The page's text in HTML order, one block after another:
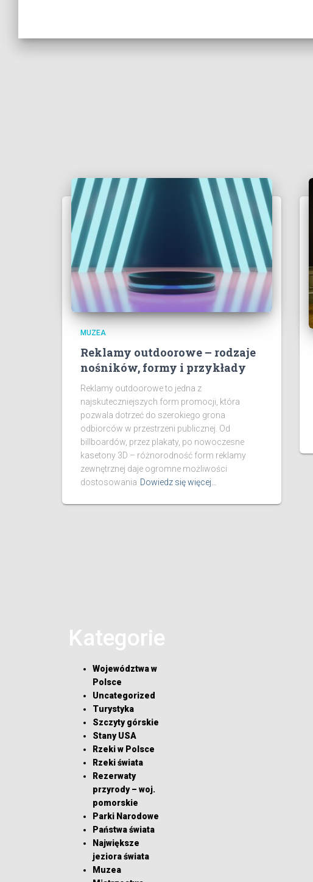
MUZEA
Reklamy outdoorowe – rodzaje
nośników, formy i przykłady
Reklamy outdoorowe to jedna z
najskuteczniejszych form promocji, która
pozwala dotrzeć do szerokiego grona
odbiorców w przestrzeni publicznej. Od
billboardów, przez plakaty, po nowoczesne
kasetony 3D – różnorodność form reklamy
zewnętrznej daje ogromne możliwości
dostosowania Dowiedz się więcej…
Kategorie
Województwa w
Polsce
Uncategorized
Turystyka
Szczyty górskie
Stany USA
Rzeki w Polsce
Rzeki świata
Rezerwaty
przyrody – woj.
pomorskie
Parki Narodowe
Państwa świata
Największe
jeziora świata
Muzea